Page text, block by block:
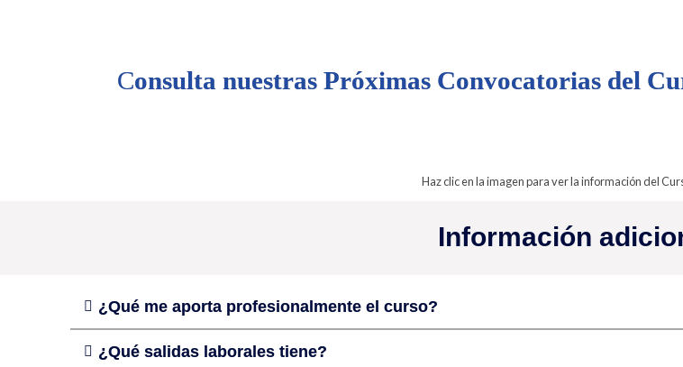
Consulta nuestras Próximas Convocatorias del
Haz clic en la imagen para ver la información del
Información
¿Qué me aporta profesionalmente el curso?
¿Qué salidas laborales tiene?